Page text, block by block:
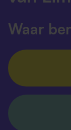
Waar